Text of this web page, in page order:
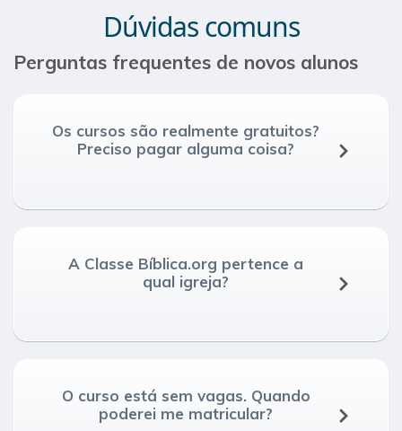
Dúvidas comuns
Perguntas frequentes de novos alunos
Os cursos são realmente gratuitos?
Preciso pagar alguma coisa?
A Classe Bíblica.org pertence a
qual igreja?
O curso está sem vagas. Quando
poderei me matricular?